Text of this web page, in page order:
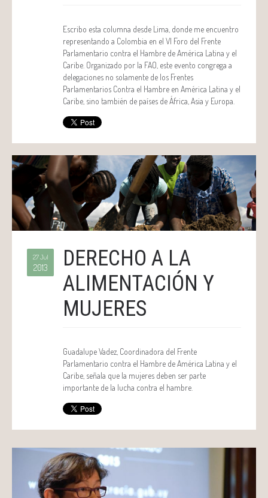
Escribo esta columna desde Lima, donde me encuentro
representando a Colombia en el VI Foro del Frente
Parlamentario contra el Hambre de América Latina y el
Caribe. Organizado por la FAO, este evento congrega a
delegaciones no solamente de los Frentes
Parlamentarios Contra el Hambre en América Latina y el
Caribe, sino también de países de África, Asia y Europa.
27 Jul
2013
DERECHO A LA
ALIMENTACIÓN Y
MUJERES
Guadalupe Vadez, Coordinadora del Frente
Parlamentario contra el Hambre de América Latina y el
Caribe, señala que la mujeres deben ser parte
importante de la lucha contra el hambre.